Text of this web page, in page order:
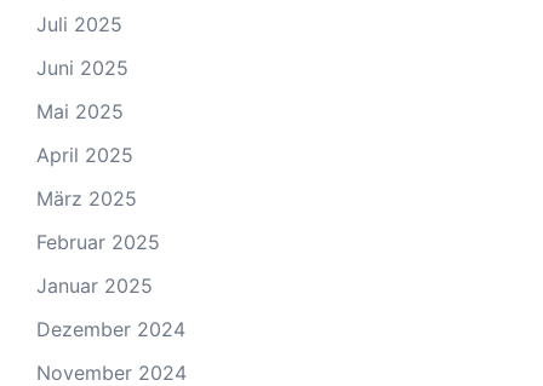
Juli 2025
Juni 2025
Mai 2025
April 2025
März 2025
Februar 2025
Januar 2025
Dezember 2024
November 2024